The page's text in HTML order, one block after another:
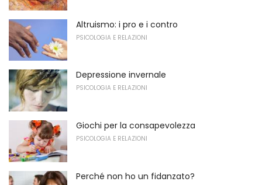
Altruismo: i pro e i contro
PSICOLOGIA E RELAZIONI
Depressione invernale
PSICOLOGIA E RELAZIONI
Giochi per la consapevolezza
PSICOLOGIA E RELAZIONI
Perché non ho un fidanzato?